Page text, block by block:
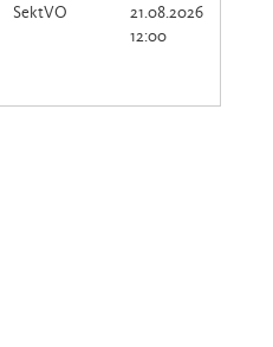
SektVO
21.08.2026
12:00